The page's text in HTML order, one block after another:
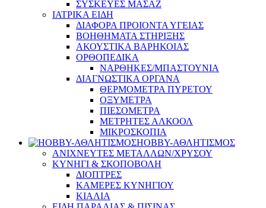
ΣΥΣΚΕΥΕΣ ΜΑΣΑΖ
ΙΑΤΡΙΚΑ ΕΙΔΗ
ΔΙΑΦΟΡΑ ΠΡΟΙΟΝΤΑ ΥΓΕΙΑΣ
ΒΟΗΘΗΜΑΤΑ ΣΤΗΡΙΞΗΣ
ΑΚΟΥΣΤΙΚΑ ΒΑΡΗΚΟΙΑΣ
ΟΡΘΟΠΕΔΙΚΑ
ΝΑΡΘΗΚΕΣ/ΜΠΑΣΤΟΥΝΙΑ
ΔΙΑΓΝΩΣΤΙΚΑ ΟΡΓΑΝΑ
ΘΕΡΜΟΜΕΤΡΑ ΠΥΡΕΤΟΥ
ΟΞΥΜΕΤΡΑ
ΠΙΕΣΟΜΕΤΡΑ
ΜΕΤΡΗΤΕΣ ΑΛΚΟΟΛ
ΜΙΚΡΟΣΚΟΠΙΑ
HOBBY-ΑΘΛΗΤΙΣΜΟΣ
ΑΝΙΧΝΕΥΤΕΣ ΜΕΤΑΛΛΩΝ/ΧΡΥΣΟΥ
ΚΥΝΗΓΙ & ΣΚΟΠΟΒΟΛΗ
ΔΙΟΠΤΡΕΣ
ΚΑΜΕΡΕΣ ΚΥΝΗΓΙΟΥ
ΚΙΑΛΙΑ